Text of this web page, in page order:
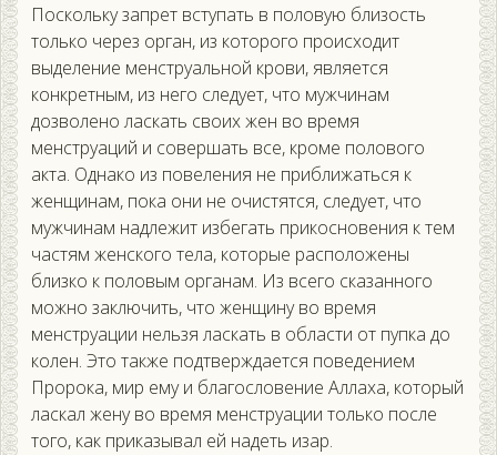
Поскольку запрет вступать в половую близость
только через орган, из которого происходит
выделение менструальной крови, является
конкретным, из него следует, что мужчинам
дозволено ласкать своих жен во время
менструаций и совершать все, кроме полового
акта. Однако из повеления не приближаться к
женщинам, пока они не очистятся, следует, что
мужчинам надлежит избегать прикосновения к тем
частям женского тела, которые расположены
близко к половым органам. Из всего сказанного
можно заключить, что женщину во время
менструации нельзя ласкать в области от пупка до
колен. Это также подтверждается поведением
Пророка, мир ему и благословение Аллаха, который
ласкал жену во время менструации только после
того, как приказывал ей надеть изар.